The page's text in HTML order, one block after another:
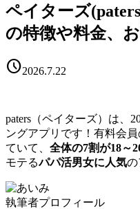
ペイターズ
の特徴や料金、
schedule2026.7.22
paters（ペイターズ）は、
ングアプリです！有料会
ていて、 全体の7割が18～
モテるパパ活男女に人気の
執筆者プロフィール